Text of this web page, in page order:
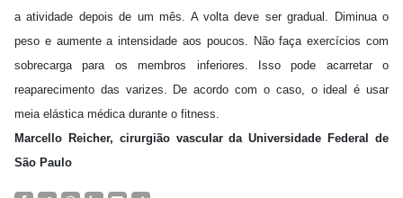
a atividade depois de um mês. A volta deve ser gradual. Diminua o
peso e aumente a intensidade aos poucos. Não faça exercícios com
sobrecarga para os membros inferiores. Isso pode acarretar o
reaparecimento das varizes. De acordo com o caso, o ideal é usar
meia elástica médica durante o fitness.
Marcello Reicher, cirurgião vascular da Universidade Federal de
São Paulo